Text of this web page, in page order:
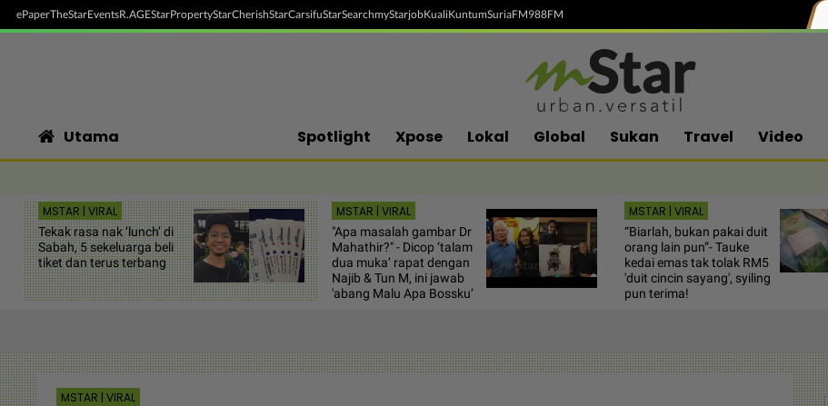
ePaperTheStarEventsR.AGEStarPropertyStarCherishStarCarsifuStarSearchmyStarjobKualiKuntumSuriaFM988FM
Utama Spotlight Xpose Lokal Global Sukan Travel Video
MSTAR | VIRAL
Tekak rasa nak ‘lunch’ di
Sabah, 5 sekeluarga beli
tiket dan terus terbang
MSTAR | VIRAL
"Apa masalah gambar Dr
Mahathir?" - Dicop ‘talam
dua muka’ rapat dengan
Najib & Tun M, ini jawab
'abang Malu Apa Bossku’
MSTAR | VIRAL
“Biarlah, bukan pakai duit
orang lain pun”- Tauke
kedai emas tak tolak RM5
'duit cincin sayang', syiling
pun terima!
MSTAR | VIRAL